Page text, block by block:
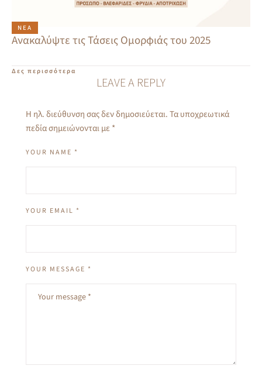
ΝΈΑ
Ανακαλύψτε τις Τάσεις Ομορφιάς του 2025
Δες περισσότερα
LEAVE A REPLY
Η ηλ. διεύθυνση σας δεν δημοσιεύεται.Τα υποχρεωτικά
πεδία σημειώνονται με*
YOUR MESSAGE *
YOUR NAME *
YOUR EMAIL *